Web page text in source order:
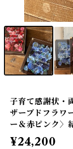
子育て感謝状・
ザーブドフラワ
ー＆赤ピンク〉
¥24,200